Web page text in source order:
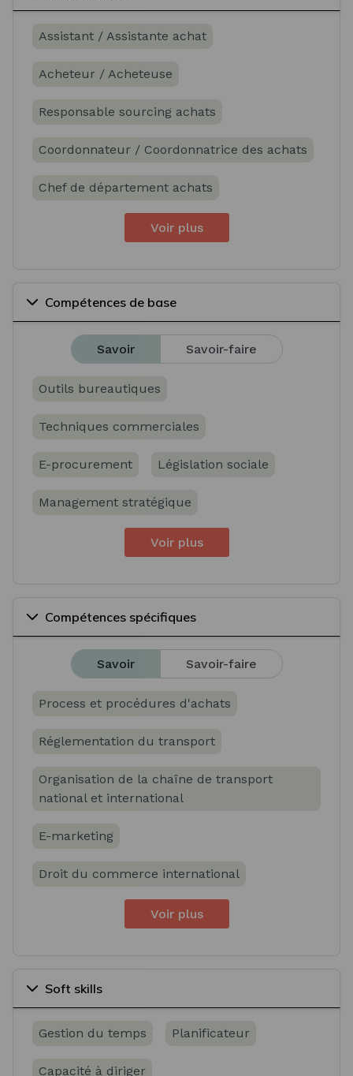
Assistant / Assistante achat
Acheteur / Acheteuse
Responsable sourcing achats
Coordonnateur / Coordonnatrice des achats
Chef de département achats
Voir plus
Compétences de base
Savoir Savoir-faire
Outils bureautiques
Techniques commerciales
E-procurement Législation sociale
Management stratégique
Voir plus
Compétences spécifiques
Savoir Savoir-faire
Process et procédures d'achats
Réglementation du transport
Organisation de la chaîne de transport
national et international
E-marketing
Droit du commerce international
Voir plus
Soft skills
Gestion du temps Planificateur
Capacité à diriger